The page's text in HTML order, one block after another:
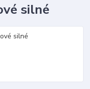
silné